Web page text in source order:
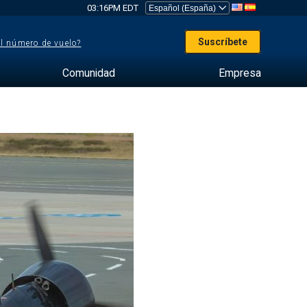
03:16PM EDT
número de vuelo? Suscríbete
Comunidad Empresa